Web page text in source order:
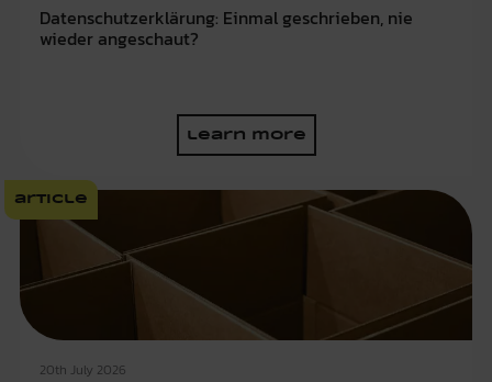
Datenschutzerklärung: Einmal geschrieben, nie
wieder angeschaut?
learn more
article
20th July 2026